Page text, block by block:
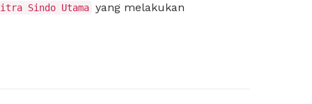
Sindo Utama yang melakukan